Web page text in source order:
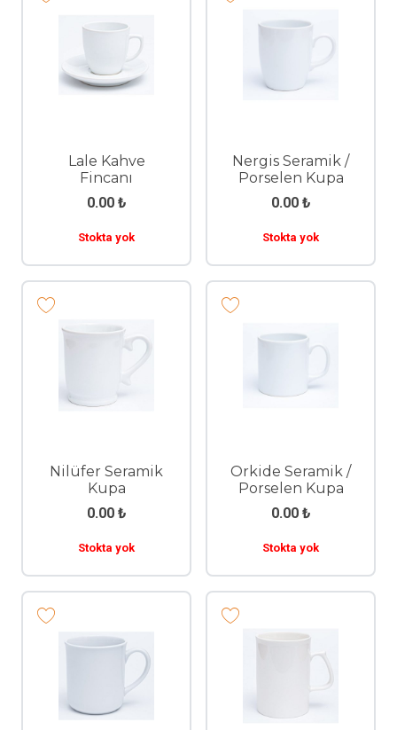
Lale Kahve
Fincanı
0.00 ₺
Stokta yok
Nergis Seramik /
Porselen Kupa
0.00 ₺
Stokta yok
Nilüfer Seramik
Kupa
0.00 ₺
Stokta yok
Orkide Seramik /
Porselen Kupa
0.00 ₺
Stokta yok